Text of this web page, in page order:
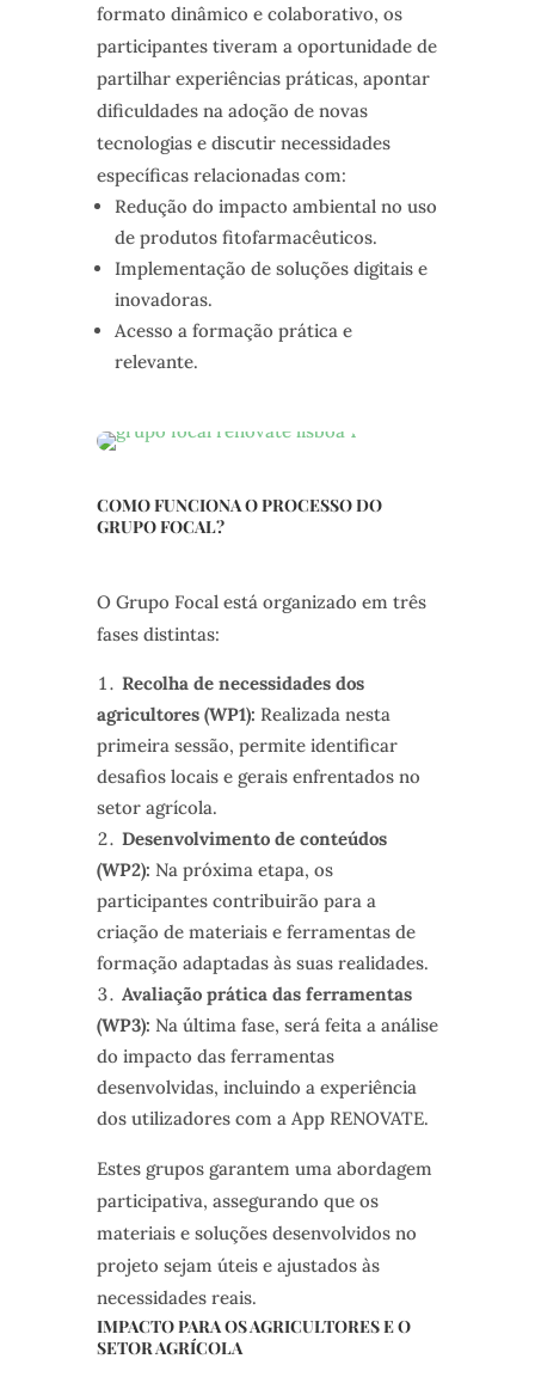
formato dinâmico e colaborativo, os
participantes tiveram a oportunidade de
partilhar experiências práticas, apontar
dificuldades na adoção de novas
tecnologias e discutir necessidades
específicas relacionadas com:
Redução do impacto ambiental no uso
de produtos fitofarmacêuticos.
Implementação de soluções digitais e
inovadoras.
Acesso a formação prática e
relevante.
COMO FUNCIONA O PROCESSO DO
GRUPO FOCAL?
O Grupo Focal está organizado em três
fases distintas:
Recolha de necessidades dos
agricultores (WP1): Realizada nesta
primeira sessão, permite identificar
desafios locais e gerais enfrentados no
setor agrícola.
Desenvolvimento de conteúdos
(WP2): Na próxima etapa, os
participantes contribuirão para a
criação de materiais e ferramentas de
formação adaptadas às suas realidades.
Avaliação prática das ferramentas
(WP3): Na última fase, será feita a análise
do impacto das ferramentas
desenvolvidas, incluindo a experiência
dos utilizadores com a App RENOVATE.
Estes grupos garantem uma abordagem
participativa, assegurando que os
materiais e soluções desenvolvidos no
projeto sejam úteis e ajustados às
necessidades reais.
IMPACTO PARA OS AGRICULTORES E O
SETOR AGRÍCOLA